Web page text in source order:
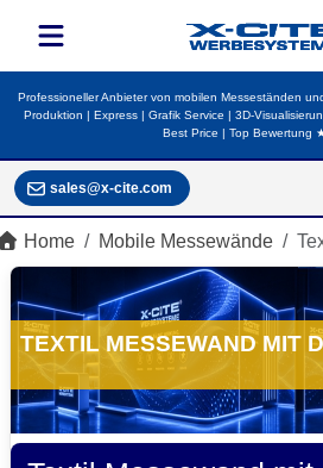
Professioneller Anbieter von mobilen Messeständen
Produktion | Express | Grafik Service | 3D-
Best Price | Top
sales@x-cite.com
Home Mobile Messewände
TEXTIL MESSEWAND MIT